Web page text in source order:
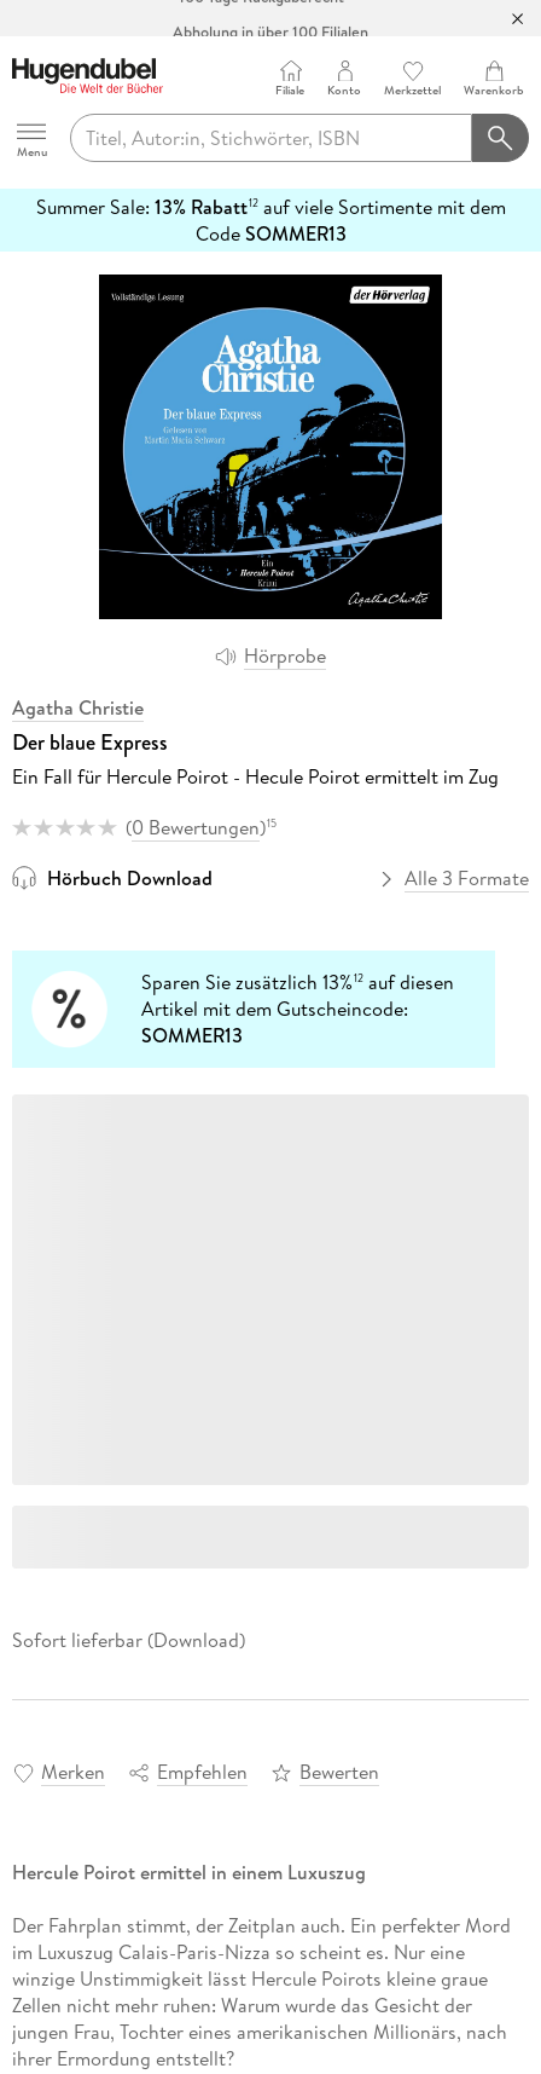
Hugendubel
Menu
Filiale Konto Merkzettel Warenkorb
Summer Sale: 13% Rabatt12auf viele Sortimente mit dem
CodeSOMMER13
erfahren
Hörprobe
Agatha Christie
Der blaue Express
Ein Fall für Hercule Poirot - Hecule Poirot ermittelt im Zug
(0 Bewertungen)15
Hörbuch Download Alle 3 Formate
Sparen Sie zusätzlich 13%12 auf diesen
Artikel mit dem Gutscheincode:
SOMMER13
Sofort lieferbar (Download)
Merken Empfehlen Bewerten
Hercule Poirot ermittel in einem Luxuszug
Der Fahrplan stimmt, der Zeitplan auch. Ein perfekter Mord
im Luxuszug Calais-Paris-Nizza so scheint es. Nur eine
winzige Unstimmigkeit lässt Hercule Poirots kleine graue
Zellen nicht mehr ruhen: Warum wurde das Gesicht der
jungen Frau, Tochter eines amerikanischen Millionärs, nach
ihrer Ermordung entstellt?